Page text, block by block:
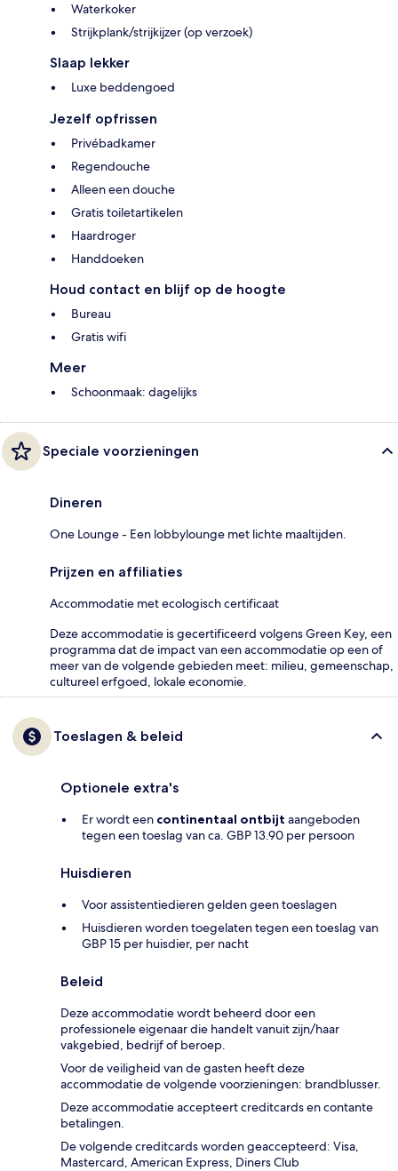
Waterkoker
Strijkplank/strijkijzer (op verzoek)
Slaap lekker
Luxe beddengoed
Jezelf opfrissen
Privébadkamer
Regendouche
Alleen een douche
Gratis toiletartikelen
Haardroger
Handdoeken
Houd contact en blijf op de hoogte
Bureau
Gratis wifi
Meer
Schoonmaak: dagelijks
Speciale voorzieningen
Dineren
One Lounge - Een lobbylounge met lichte maaltijden.
Prijzen en affiliaties
Accommodatie met ecologisch certificaat
Deze accommodatie is gecertificeerd volgens Green Key, een
programma dat de impact van een accommodatie op een of
meer van de volgende gebieden meet: milieu, gemeenschap,
cultureel erfgoed, lokale economie.
Toeslagen & beleid
Optionele extra's
Er wordt een continentaal ontbijt aangeboden
tegen een toeslag van ca. GBP 13.90 per persoon
Huisdieren
Voor assistentiedieren gelden geen toeslagen
Huisdieren worden toegelaten tegen een toeslag van
GBP 15 per huisdier, per nacht
Beleid
Deze accommodatie wordt beheerd door een
professionele eigenaar die handelt vanuit zijn/haar
vakgebied, bedrijf of beroep.
Voor de veiligheid van de gasten heeft deze
accommodatie de volgende voorzieningen: brandblusser.
Deze accommodatie accepteert creditcards en contante
betalingen.
De volgende creditcards worden geaccepteerd: Visa,
Mastercard, American Express, Diners Club